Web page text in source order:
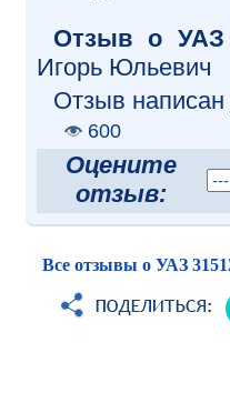
Отзыв o УАЗ
Игорь Юльевич
Отзыв написан
600
Оцените
отзыв:
Все отзывы о УАЗ